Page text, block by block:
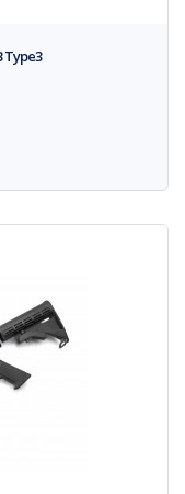
Type3